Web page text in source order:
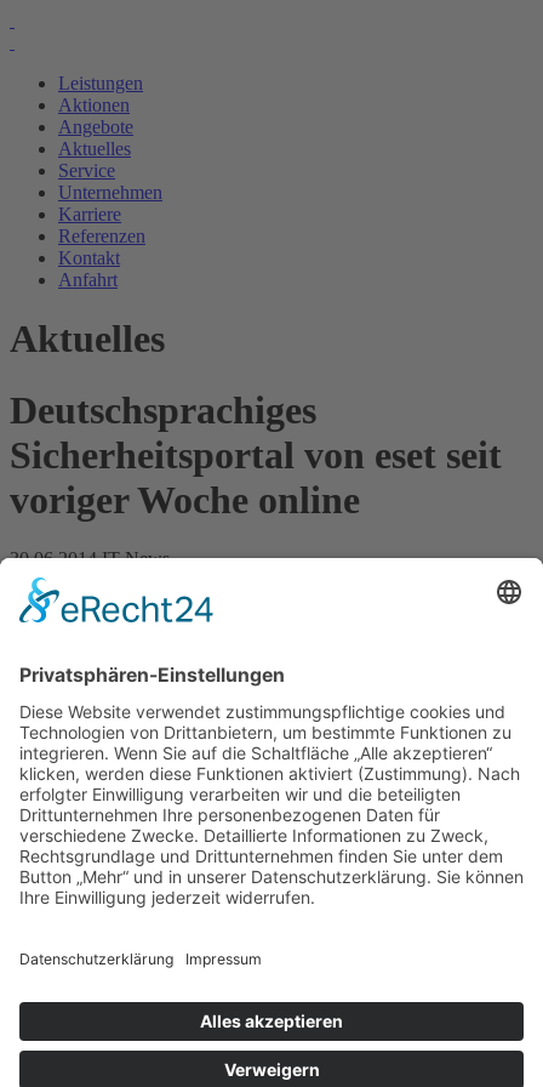
Leistungen
Aktionen
Angebote
Aktuelles
Service
Unternehmen
Karriere
Referenzen
Kontakt
Anfahrt
Aktuelles
Deutschsprachiges
Sicherheitsportal von eset seit
voriger Woche online
30.06.2014IT News
Neues Portal rund um IT-Sicherheit liefert Fakten und Hintergründe
und Sicherheit im IT-Bereich.
Die Artikel auf der Website sind verständlich formuliert und richten
sich an Neulinge am PC und Fortgeschrittene. Schauen Sie selbst:
www.welivesecurity.com
Datenschutzhinweise